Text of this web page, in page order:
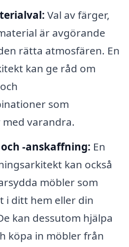
Val av färger,
är avgörande
rätta atmosfären. En
kan ge råd om
som
varandra.
-anskaffning: En
kan också
möbler som
i ditt hem eller din
kan dessutom hjälpa
köpa in möbler från